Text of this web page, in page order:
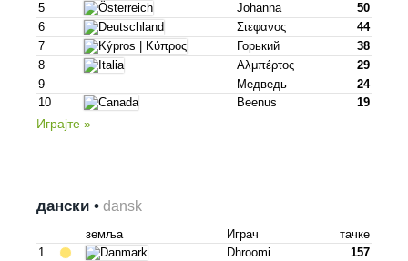
5
Johanna
50
6
Στεφανος
44
7
Горький
38
8
Αλμπέρτος
29
9
Медведь
24
10
Beenus 19
Играјте »
дански • dansk
земља Играч
тачке
1
Dhroomi
157